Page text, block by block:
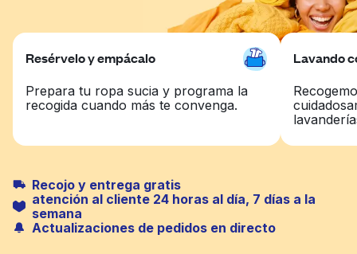
Resérvelo y empácalo
Prepara tu ropa sucia y programa la
recogida cuando más te convenga.
Lavando
Recojo y entrega gratis
atención al cliente 24 horas al día, 7 días a la
semana
Actualizaciones de pedidos en directo